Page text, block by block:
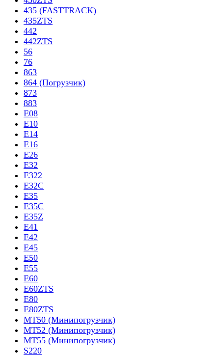
435 (FASTTRACK)
435ZTS
442
442ZTS
56
76
863
864 (Погрузчик)
873
883
E08
E10
E14
E16
E26
E32
E322
E32C
E35
E35C
E35Z
E41
E42
E45
E50
E55
E60
E60ZTS
E80
E80ZTS
MT50 (Минипогрузчик)
MT52 (Минипогрузчик)
MT55 (Минипогрузчик)
S220